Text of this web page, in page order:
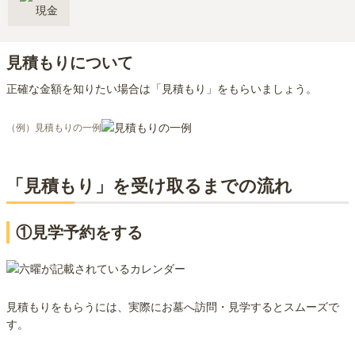
現金
見積もりについて
正確な金額を知りたい場合は「見積もり」をもらいましょう。
（例）見積もりの一例
「見積もり」を受け取るまでの流れ
①見学予約をする
見積もりをもらうには、実際にお墓へ訪問・見学するとスムーズで
す。